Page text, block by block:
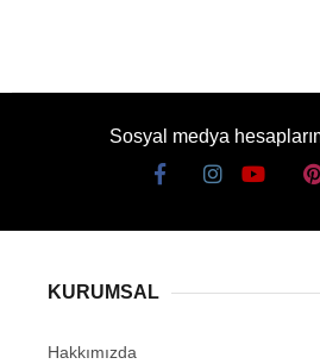
Sosyal medya
KURUMSAL
Hakkımızda